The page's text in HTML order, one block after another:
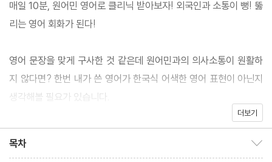
매일 10분, 원어민 영어로 클리닉 받아보자! 외국인과 소통이 뻥! 뚫
리는 영어 회화가 된다!
영어 문장을 맞게 구사한 것 같은데 원어민과의 의사소통이 원활하
지 않다면? 한번 내가 쓴 영어가 한국식 어색한 영어 표현이 아닌지
생각해볼 필요가 있습니다.
나의 어색한 영어를 해결하고 싶다면 주저 말고 <매일 10분 원어민
의 대표문장 원어민의 REAL 생활영어 표현”으로 어색한 한국식 영
더보기
목차